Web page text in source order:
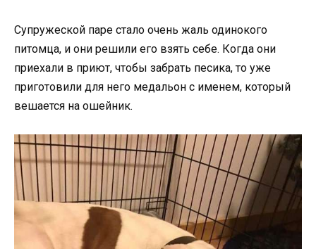
Супружеской паре стало очень жаль одинокого
питомца, и они решили его взять себе. Когда они
приехали в приют, чтобы забрать песика, то уже
приготовили для него медальон с именем, который
вешается на ошейник.